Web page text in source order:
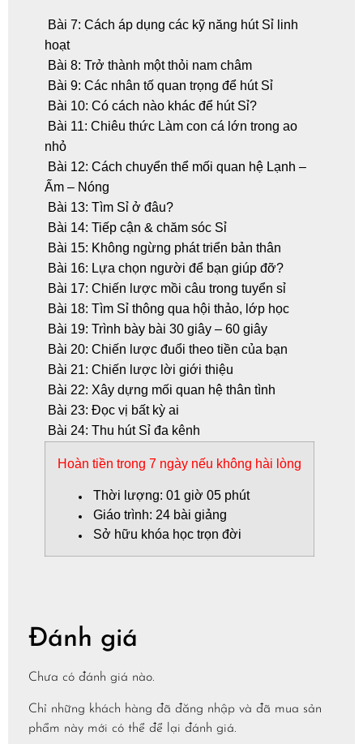
Bài 7: Cách áp dụng các kỹ năng hút Sỉ linh
hoạt
Bài 8: Trở thành một thỏi nam châm
Bài 9: Các nhân tố quan trọng để hút Sỉ
Bài 10: Có cách nào khác để hút Sỉ?
Bài 11: Chiêu thức Làm con cá lớn trong ao
nhỏ
Bài 12: Cách chuyển thể mối quan hệ Lạnh –
Ấm – Nóng
Bài 13: Tìm Sỉ ở đâu?
Bài 14: Tiếp cận & chăm sóc Sỉ
Bài 15: Không ngừng phát triển bản thân
Bài 16: Lựa chọn người để bạn giúp đỡ?
Bài 17: Chiến lược mồi câu trong tuyển sỉ
Bài 18: Tìm Sỉ thông qua hội thảo, lớp học
Bài 19: Trình bày bài 30 giây – 60 giây
Bài 20: Chiến lược đuổi theo tiền của bạn
Bài 21: Chiến lược lời giới thiệu
Bài 22: Xây dựng mối quan hệ thân tình
Bài 23: Đọc vị bất kỳ ai
Bài 24: Thu hút Sỉ đa kênh
Hoàn tiền trong 7 ngày nếu không hài lòng
Thời lượng: 01 giờ 05 phút
Giáo trình: 24 bài giảng
Sở hữu khóa học trọn đời
Đánh giá
Chưa có đánh giá nào.
Chỉ những khách hàng đã đăng nhập và đã mua sản
phẩm này mới có thể để lại đánh giá.